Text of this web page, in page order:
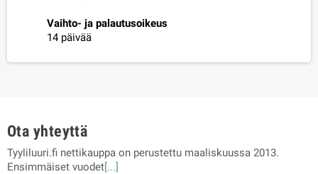
Vaihto- ja palautusoikeus
14 päivää
Ota yhteyttä
Tyyliluuri.fi nettikauppa on perustettu maaliskuussa 2013.
Ensimmäiset vuodet[...]